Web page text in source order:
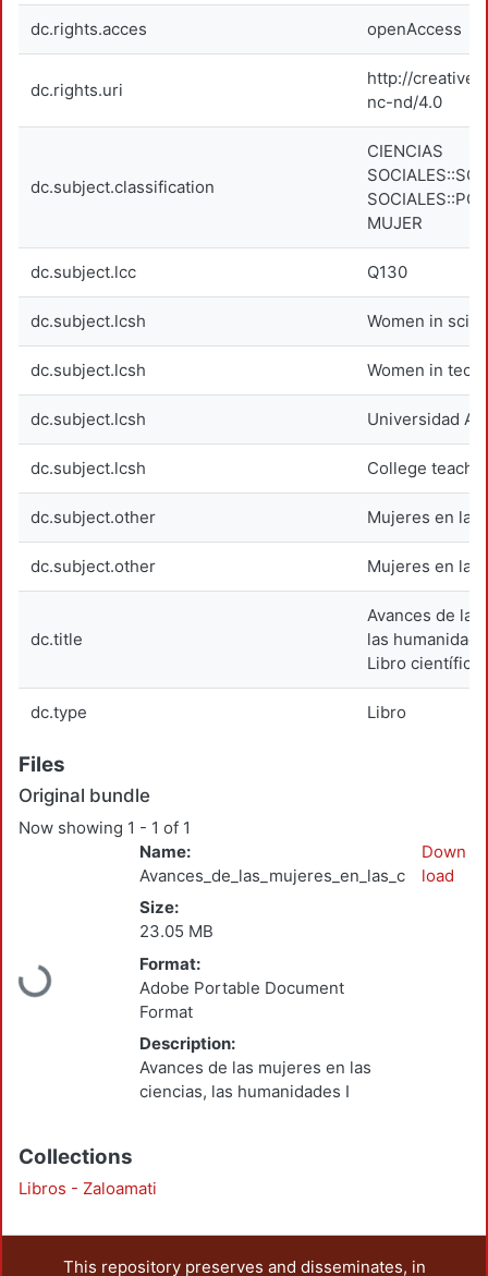
dc.rights.acces openAccess
dc.rights.uri
http://
nc-nd/4.0
dc.subject.classification
CIENCIAS
MUJER
dc.subject.lcc Q130
dc.subject.lcsh Women in
dc.subject.lcsh Women in
dc.subject.lcsh Universidad
dc.subject.lcsh College
dc.subject.other Mujeres en la
dc.subject.other Mujeres en la
dc.title
Avances de
las
Libro científico
dc.type Libro
Files
Original bundle
Now showing 1 - 1 of 1
Name:
Size:
23.05 MB
Format:
Adobe Portable Document
Format
Description:
Avances de las mujeres en las
ciencias, las humanidades I
Down
load
Collections
Libros - Zaloamati
This repository preserves and disseminates, in